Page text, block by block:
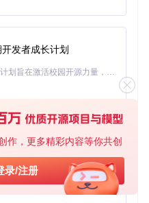
作，更多精彩内容等你共创
录/注册
索
语言中结构体和递归的应
案例。该模块包含树的构
）
它实现了树的中序遍历：
发者成长计划
「源启盛夏」暑期校园开发者成长计划旨在激活校园开源力量，通过积分激励、认证扶持、资源倾斜等形式，引导高校组织和开发者完成「入驻 — 建项目 — 做贡献 — 获认证 — 得资源」的完整闭环。无论你是想带领社团入驻平台的组织者，还是希望用代码贡献证明自己的开发者，都能在这里找到属于你的成长路径。
基于Python的Xiaozhi AI，适用于想要完整Xiaozhi体验而无需拥有专用硬件的用户。